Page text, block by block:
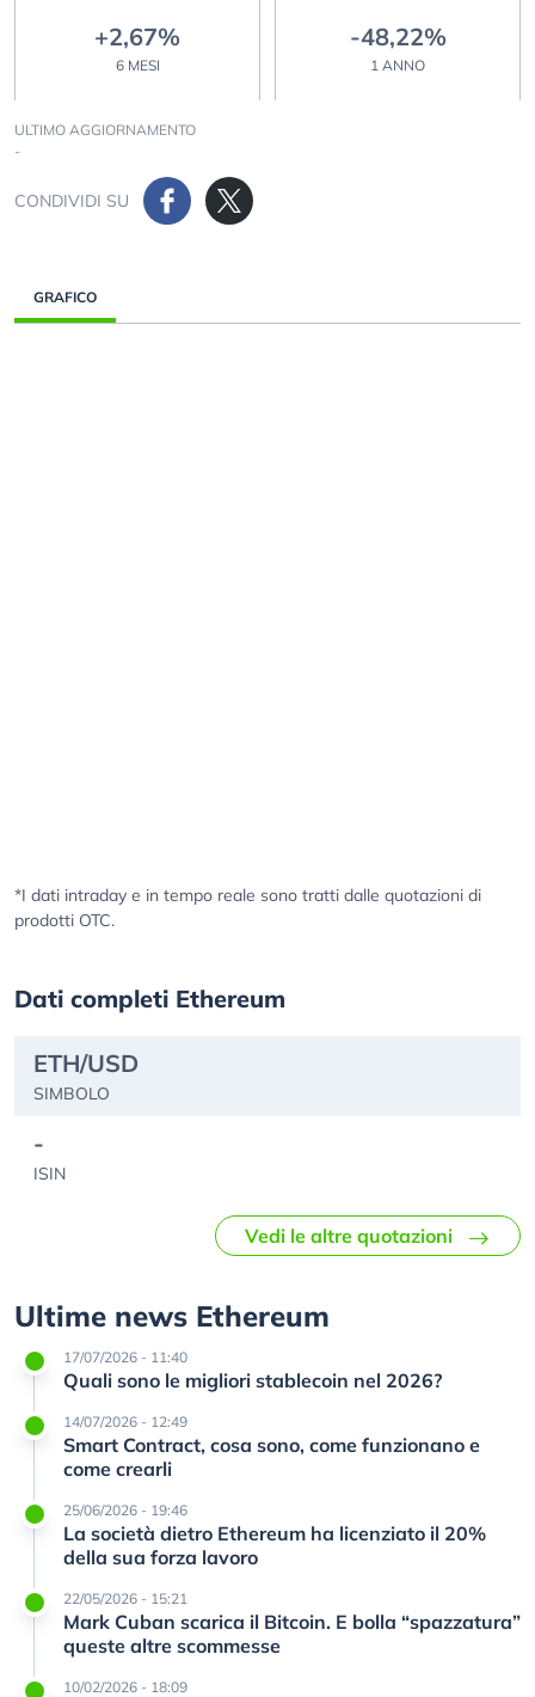
+2,67%
6 MESI
-48,22%
1 ANNO
ULTIMO AGGIORNAMENTO
-
CONDIVIDI SU
GRAFICO
*I dati intraday e in tempo reale sono tratti dalle quotazioni di
prodotti OTC.
Dati completi Ethereum
ETH/USD
SIMBOLO
-
ISIN
Vedi le altre quotazioni
Ultime news Ethereum
17/07/2026 - 11:40
Quali sono le migliori stablecoin nel 2026?
14/07/2026 - 12:49
Smart Contract, cosa sono, come funzionano e
come crearli
25/06/2026 - 19:46
La società dietro Ethereum ha licenziato il 20%
della sua forza lavoro
22/05/2026 - 15:21
Mark Cuban scarica il Bitcoin. E bolla “spazzatura”
queste altre scommesse
10/02/2026 - 18:09